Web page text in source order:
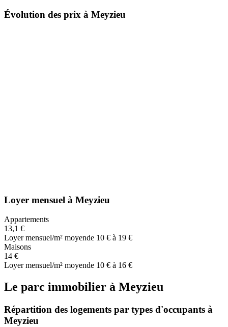
Évolution des prix à Meyzieu
Loyer mensuel à Meyzieu
Appartements
13,1 €
Loyer mensuel/m² moyende 10 € à 19 €
Maisons
14 €
Loyer mensuel/m² moyende 10 € à 16 €
Le parc immobilier à Meyzieu
Répartition des logements par types d'occupants à
Meyzieu